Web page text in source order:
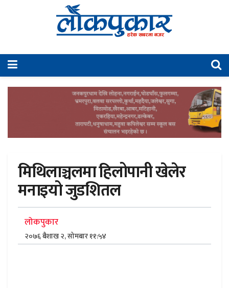
मिथिलाञ्चलमा हिलोपानी खेलेर
मनाइयो जुडशितल
लोकपुकार
२०७६ बैशाख २, सोमबार ११:५४